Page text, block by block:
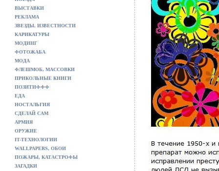
ВЫСТАВКИ
РЕКЛАМА
ЗВЕЗДЫ, ИЗВЕСТНОСТИ
КАРИКАТУРЫ
МОДИНГ
ФОТОЖАБА
МОДА
ФЛЕШМОБ, МАССОВКИ
ПРИКОЛЬНЫЕ КНИГИ
ПОЗИТИФФФ
ЕДА
НОСТАЛЬГИЯ
СДЕЛАЙ САМ
АРМИЯ
ОРУЖИЕ
IT-ТЕХНОЛОГИИ
WALLPAPERS, ОБОИ
ПОЖАРЫ, КАТАСТРОФЫ
ЗАГАДКИ